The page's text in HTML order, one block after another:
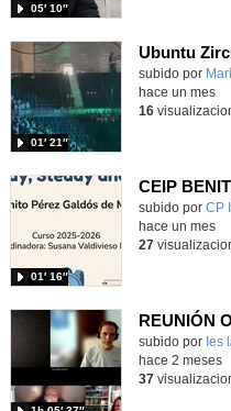
05′ 10″
Ubuntu
Contenido
subido por
01′ 21″
hace un mes
16
Contenido
subido por CP
01′ 16″
hace un mes
27
Contenido
subido por Ies
hace 2 meses
37